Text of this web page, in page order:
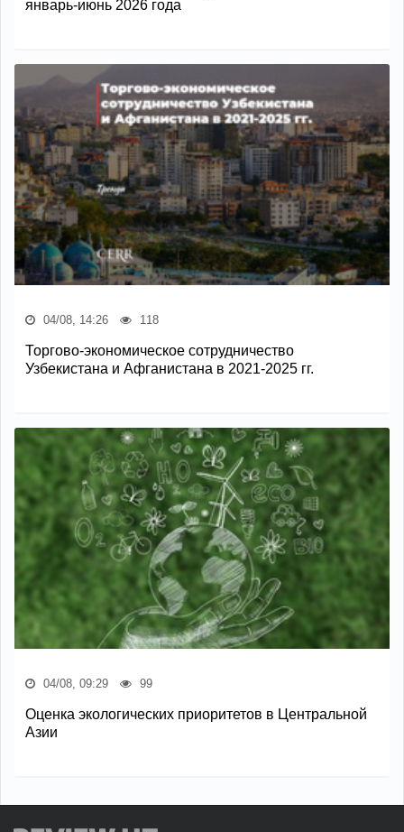
январь-июнь 2026 года
04/08, 14:26 118
Торгово-экономическое сотрудничество
Узбекистана и Афганистана в 2021-2025 гг.
04/08, 09:29 99
Оценка экологических приоритетов в Центральной
Азии